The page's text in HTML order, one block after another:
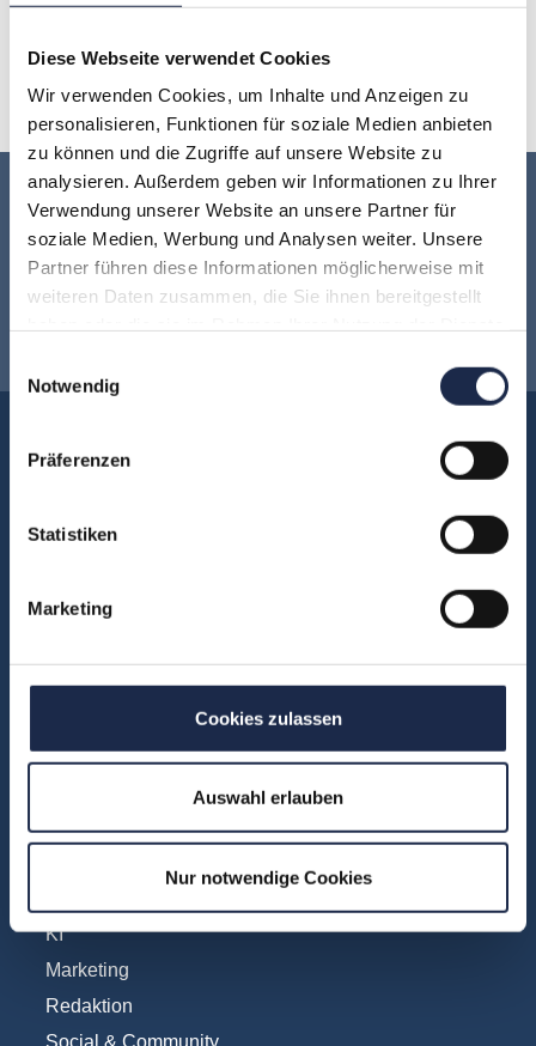
Diese Webseite verwendet Cookies
Wir verwenden Cookies, um Inhalte und Anzeigen zu
personalisieren, Funktionen für soziale Medien anbieten
zu können und die Zugriffe auf unsere Website zu
analysieren. Außerdem geben wir Informationen zu Ihrer
Verwendung unserer Website an unsere Partner für
soziale Medien, Werbung und Analysen weiter. Unsere
Partner führen diese Informationen möglicherweise mit
weiteren Daten zusammen, die Sie ihnen bereitgestellt
Notwendig
Präferenzen
Statistiken
Marketing
Cookies zulassen
Auswahl erlauben
Nur notwendige Cookies
V W X Y Z
Keine Veranstaltung mehr verpassen:
Jetzt für denMVFP Akademie
Newsletter anmelden!
Kontakt
Abo & Subscription
Fachübergreifend
KI
Marketing
Redaktion
Social & Community